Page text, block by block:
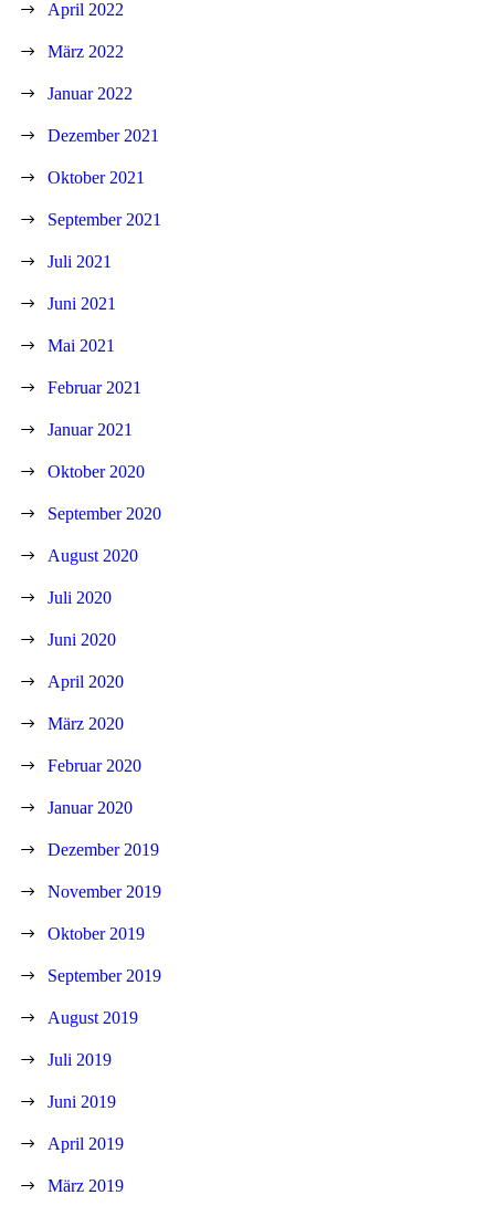
April 2022
März 2022
Januar 2022
Dezember 2021
Oktober 2021
September 2021
Juli 2021
Juni 2021
Mai 2021
Februar 2021
Januar 2021
Oktober 2020
September 2020
August 2020
Juli 2020
Juni 2020
April 2020
März 2020
Februar 2020
Januar 2020
Dezember 2019
November 2019
Oktober 2019
September 2019
August 2019
Juli 2019
Juni 2019
April 2019
März 2019